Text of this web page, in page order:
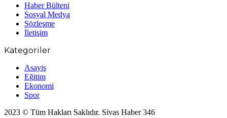
Haber Bülteni
Sosyal Medya
Sözleşme
İletişim
Kategoriler
Asayiş
Eğitim
Ekonomi
Spor
2023 © Tüm Hakları Saklıdır. Sivas Haber 346